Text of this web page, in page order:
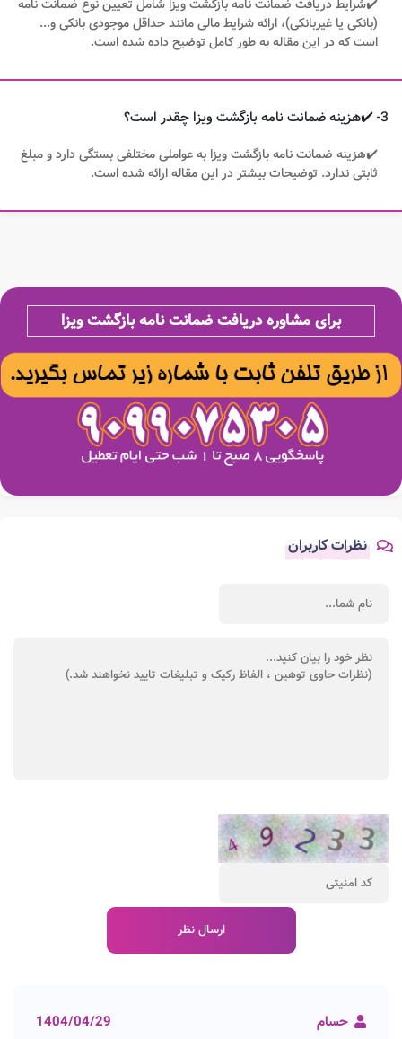
✔️شرایط دریافت ضمانت نامه بازگشت ویزا شامل تعیین نوع ضمانت نامه
(بانکی یا غیربانکی)، ارائه شرایط مالی مانند حداقل موجودی بانکی و...
است که در این مقاله به طور کامل توضیح داده شده است.
3- ✔️هزینه ضمانت نامه بازگشت ویزا چقدر است؟
✔️هزینه ضمانت نامه بازگشت ویزا به عواملی مختلفی بستگی دارد و مبلغ
ثابتی ندارد. توضیحات بیشتر در این مقاله ارائه شده است.
برای مشاوره دریافت ضمانت نامه بازگشت ویزا
نظرات کاربران
حسام 1404/04/29